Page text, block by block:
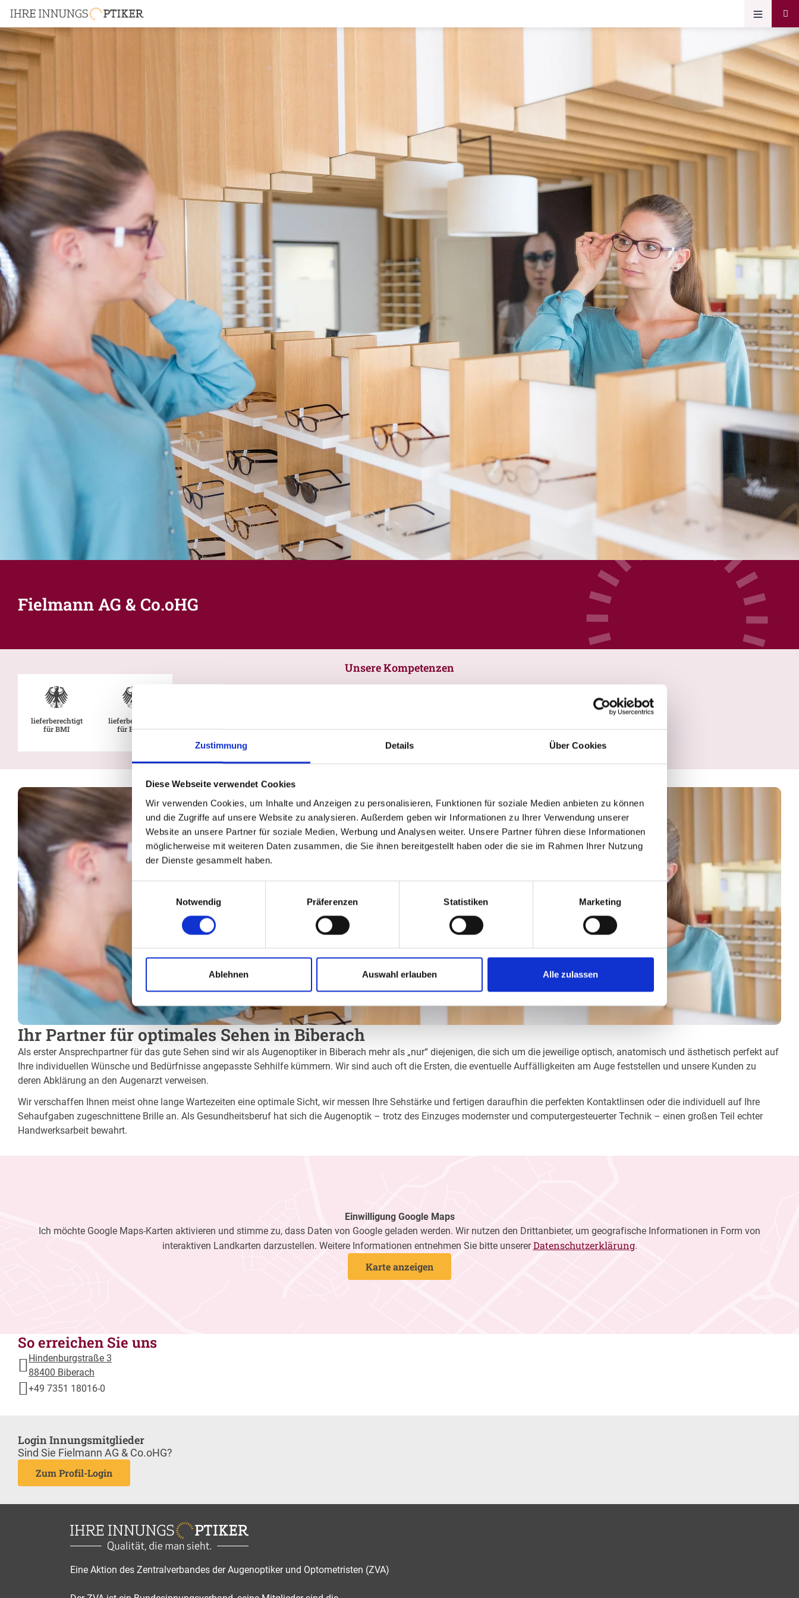
Zustimmung Details Über Cookies
Diese Webseite verwendet Cookies
Wir verwenden Cookies, um Inhalte und Anzeigen zu personalisieren, Funktionen für soziale Medien anbieten zu können
und die Zugriffe auf unsere Website zu analysieren. Außerdem geben wir Informationen zu Ihrer Verwendung unserer
Website an unsere Partner für soziale Medien, Werbung und Analysen weiter. Unsere Partner führen diese Informationen
möglicherweise mit weiteren Daten zusammen, die Sie ihnen bereitgestellt haben oder die sie im Rahmen Ihrer Nutzung
der Dienste gesammelt haben.
Notwendig
Präferenzen Statistiken Marketing
Ablehnen Auswahl erlauben Alle zulassen
Fielmann AG & Co.oHG
Unsere Kompetenzen
lieferberechtigt
für BMI
lieferberechtigt
für BMVg
Ihr Partner für optimales Sehen in Biberach
Als erster Ansprechpartner für das gute Sehen sind wir als Augenoptiker in Biberach mehr als „nur“ diejenigen, die sich um die jeweilige optisch, anatomisch und ästhetisch perfekt auf
Ihre individuellen Wünsche und Bedürfnisse angepasste Sehhilfe kümmern. Wir sind auch oft die Ersten, die eventuelle Auffälligkeiten am Auge feststellen und unsere Kunden zu
deren Abklärung an den Augenarzt verweisen.
Wir verschaffen Ihnen meist ohne lange Wartezeiten eine optimale Sicht, wir messen Ihre Sehstärke und fertigen daraufhin die perfekten Kontaktlinsen oder die individuell auf Ihre
Sehaufgaben zugeschnittene Brille an. Als Gesundheitsberuf hat sich die Augenoptik – trotz des Einzuges modernster und computergesteuerter Technik – einen großen Teil echter
Handwerksarbeit bewahrt.
Einwilligung Google Maps
Ich möchte Google Maps-Karten aktivieren und stimme zu, dass Daten von Google geladen werden. Wir nutzen den Drittanbieter, um geografische Informationen in Form von
interaktiven Landkarten darzustellen. Weitere Informationen entnehmen Sie bitte unsererDatenschutzerklärung.
Karte anzeigen
So erreichen Sie uns
Hindenburgstraße 3
88400 Biberach
+49 7351 18016-0
Login Innungsmitglieder
Sind Sie Fielmann AG & Co.oHG?
Zum Profil-Login
Eine Aktion des Zentralverbandes der Augenoptiker und Optometristen (ZVA)